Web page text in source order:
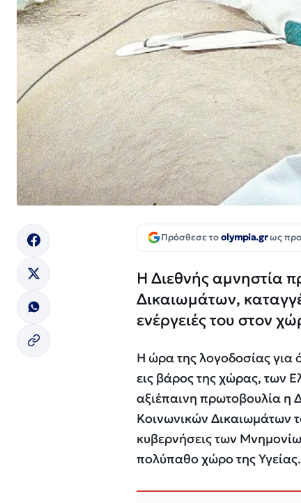
Πρόσθεσε τοolympia.grως
Η Διεθνής αμνηστία
Δικαιωμάτων,
ενέργειές του στον
Η ώρα της λογοδοσίας για
εις βάρος της χώρας, των
αξιέπαινη πρωτοβουλία η
Κοινωνικών Δικαιωμάτων
κυβερνήσεις των
πολύπαθο χώρο της Υγείας.